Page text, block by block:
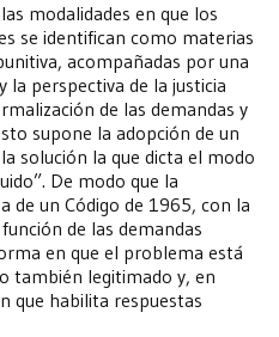
modalidades en que los
se identifican como materias
acompañadas por una
la perspectiva de la justicia
de las demandas y
supone la adopción de un
solución la que dicta el modo
De modo que la
de un Código de 1965, con la
de las demandas
en que el problema está
también legitimado y, en
que habilita respuestas